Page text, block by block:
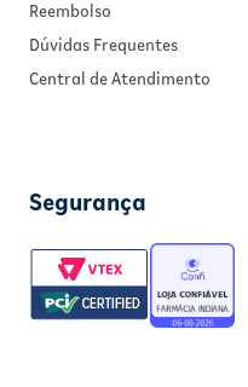
Reembolso
Dúvidas Frequentes
Central de Atendimento
Segurança